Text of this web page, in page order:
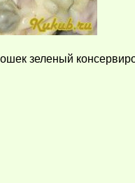
зеленый